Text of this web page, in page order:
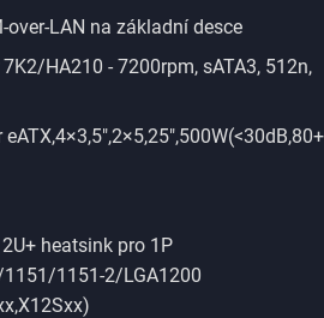
over-LAN na základní desce
HA210 - 7200rpm, sATA3, 512n,
heatsink pro 1P
1151-2/LGA1200